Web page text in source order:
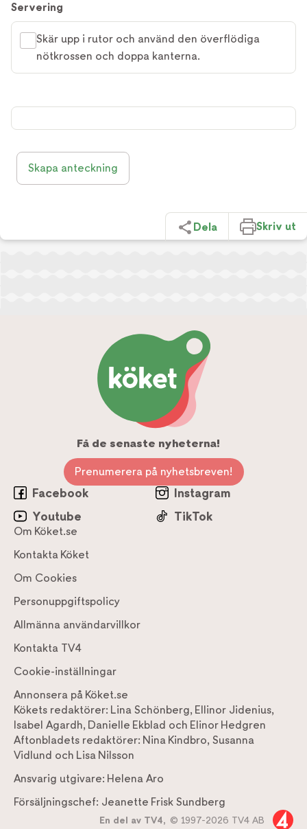
Servering
Skär upp i rutor och använd den överflödiga
nötkrossen och doppa kanterna.
Skapa anteckning
Dela Skriv ut
Få de senaste nyheterna!
Prenumerera på nyhetsbreven!
Facebook
Instagram
Youtube
TikTok
Om Köket.se
Kontakta Köket
Om Cookies
Personuppgiftspolicy
Allmänna användarvillkor
Kontakta TV4
Cookie-inställningar
Annonsera på Köket.se
Kökets redaktörer: Lina Schönberg, Ellinor Jidenius,
Isabel Agardh, Danielle Ekblad och Elinor Hedgren
Aftonbladets redaktörer: Nina Kindbro, Susanna
Vidlund och Lisa Nilsson
Ansvarig utgivare: Helena Aro
Försäljningschef: Jeanette Frisk Sundberg
En del av TV4, © 1997-2026 TV4 AB